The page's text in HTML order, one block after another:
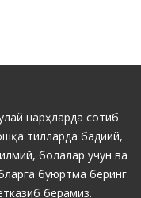
нарҳларда сотиб
тилларда бадиий,
болалар учун ва
буюртма беринг.
берамиз.